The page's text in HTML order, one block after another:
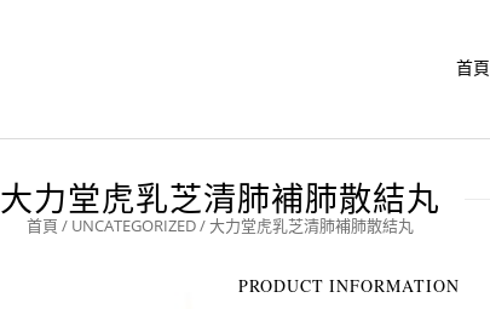
首頁
大力堂虎乳芝清肺補肺散結丸
首頁 / UNCATEGORIZED/ 大力堂虎乳芝清肺補肺散結丸
PRODUCT INFORMATION